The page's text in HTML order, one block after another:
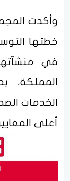
وأكدت
خطتها
في
الخدمات
أعلى